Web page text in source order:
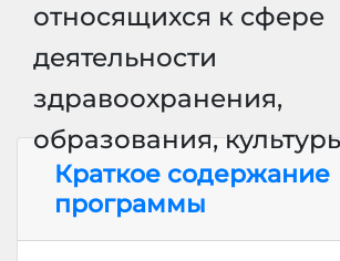
относящихся к сфере
деятельности
здравоохранения,
образования,
Краткое содержание
программы